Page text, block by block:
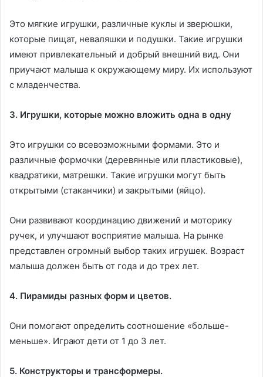
Это мягкие игрушки, различные куклы и зверюшки,
которые пищат, неваляшки и подушки. Такие игрушки
имеют привлекательный и добрый внешний вид. Они
приучают малыша к окружающему миру. Их используют
с младенчества.
3. Игрушки, которые можно вложить одна в одну
Это игрушки со всевозможными формами. Это и
различные формочки (деревянные или пластиковые),
квадратики, матрешки. Такие игрушки могут быть
открытыми (стаканчики) и закрытыми (яйцо).
Они развивают координацию движений и моторику
ручек, и улучшают восприятие малыша. На рынке
представлен огромный выбор таких игрушек. Возраст
малыша должен быть от года и до трех лет.
4. Пирамиды разных форм и цветов.
Они помогают определить соотношение «больше-
меньше». Играют дети от 1 до 3 лет.
5. Конструкторы и трансформеры.